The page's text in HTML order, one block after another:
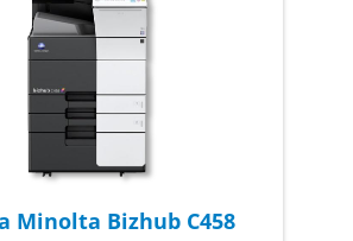
Minolta Bizhub C458